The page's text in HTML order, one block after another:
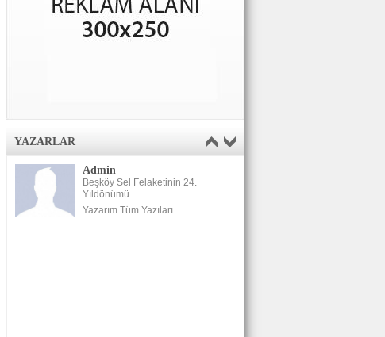
YAZARLAR
Admin
Beşköy Sel Felaketinin 24.
Yıldönümü
Yazarım Tüm Yazıları